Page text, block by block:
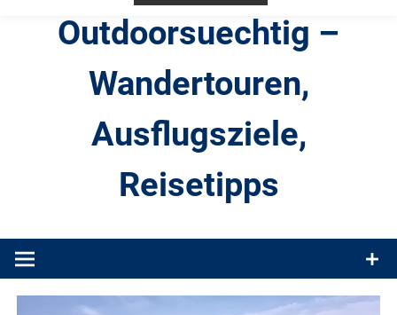
Outdoorsuechtig –
Wandertouren,
Ausflugsziele,
Reisetipps
Produkttests und Buchrezensionen. Ein Blog für alle, die gern